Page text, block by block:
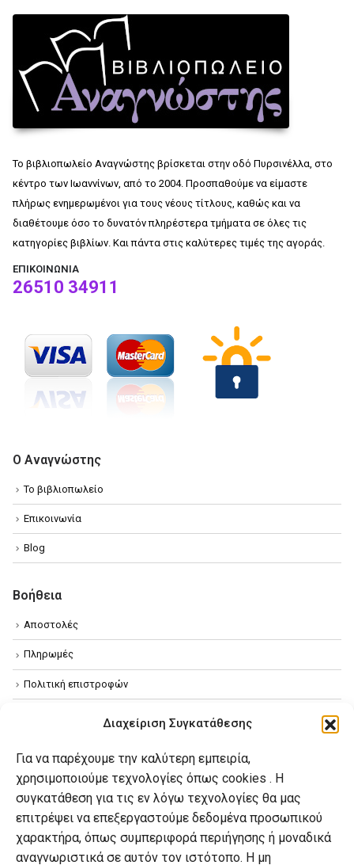
Διαχείριση Συγκατάθεσης
Για να παρέχουμε την καλύτερη εμπειρία,
χρησιμοποιούμε τεχνολογίες όπως cookies . Η
συγκατάθεση για τις εν λόγω τεχνολογίες θα μας
επιτρέψει να επεξεργαστούμε δεδομένα προσωπικού
χαρακτήρα, όπως συμπεριφορά περιήγησης ή μοναδικά
αναγνωριστικά σε αυτόν τον ιστότοπο. Η μη
Το βιβλιοπωλείο Αναγνώστης βρίσκεται στην οδό Πυρσινέλλα, στο
κέντρο των Ιωαννίνων, από το 2004. Προσπαθούμε να είμαστε
πλήρως ενημερωμένοι για τους νέους τίτλους, καθώς και να
διαθέτουμε όσο το δυνατόν πληρέστερα τμήματα σε όλες τις
κατηγορίες βιβλίων. Και πάντα στις καλύτερες τιμές της αγοράς.
ΕΠΙΚΟΙΝΩΝΊΑ
26510 34911
Ο Αναγνώστης
Το βιβλιοπωλείο
Επικοινωνία
Blog
Βοήθεια
Αποστολές
Πληρωμές
Πολιτική επιστροφών
Πολιτική Cookies
Ο λογαριασμός μου